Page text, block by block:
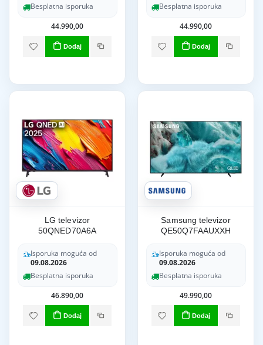
Besplatna isporuka
44.990,00
Dodaj
Besplatna isporuka
44.990,00
Dodaj
LG televizor
50QNED70A6A
Isporuka moguća od
09.08.2026
Besplatna isporuka
46.890,00
Dodaj
Samsung televizor
QE50Q7FAAUXXH
Isporuka moguća od
09.08.2026
Besplatna isporuka
49.990,00
Dodaj